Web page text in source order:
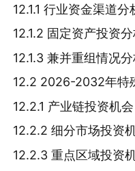
12.1.1 行业资金渠道分
12.1.2 固定资产投资
12.1.3 兼并重组情况
12.2 2026-2032年特
12.2.1 产业链投资机会
12.2.2 细分市场投资
12.2.3 重点区域投资